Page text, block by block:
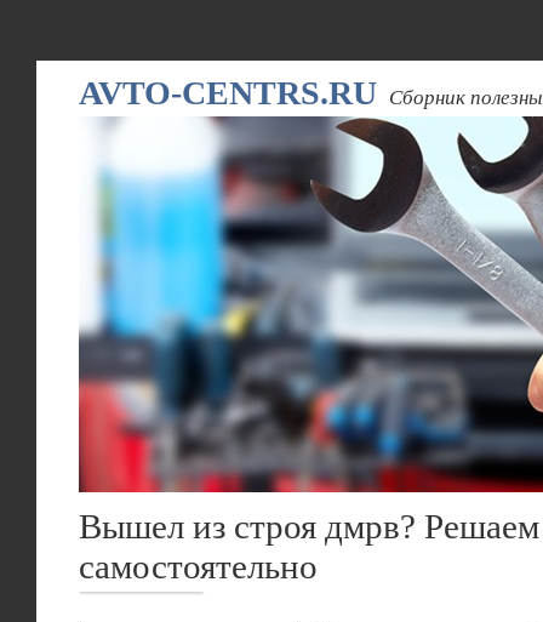
AVTO-CENTRS.RU Сборник
Вышел из строя дмрв?
самостоятельно